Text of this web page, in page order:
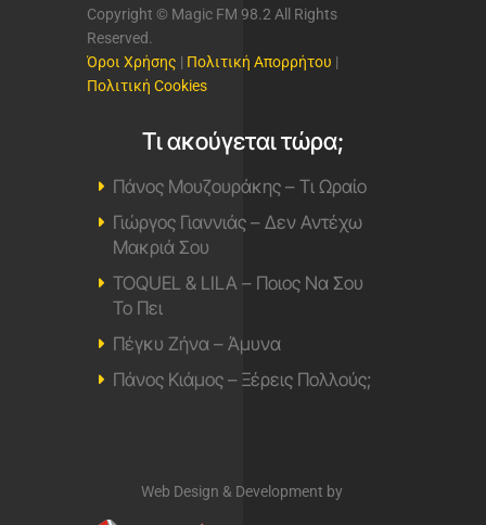
Copyright © Magic FM 98.2 All Rights
Reserved.
Όροι Χρήσης | Πολιτική Απορρήτου |
Πολιτική Cookies
Τι ακούγεται τώρα;
Πάνος Μουζουράκης – Τι Ωραίο
Γιώργος Γιαννιάς – Δεν Αντέχω
Μακριά Σου
TOQUEL & LILA – Ποιος Να Σου
Το Πει
Πέγκυ Ζήνα – Άμυνα
Πάνος Κιάμος – Ξέρεις Πολλούς;
Web Design & Development by